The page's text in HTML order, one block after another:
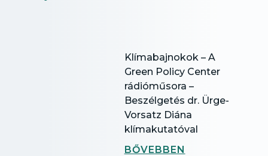
Klímabajnokok – A
Green Policy Center
rádióműsora –
Beszélgetés dr. Ürge-
Vorsatz Diána
klímakutatóval
BŐVEBBEN